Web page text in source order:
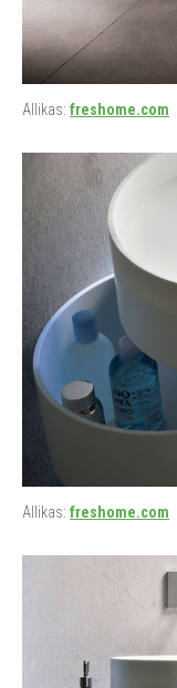
Allikas: freshome.com
Allikas: freshome.com